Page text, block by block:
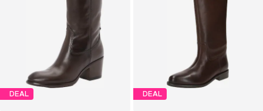
DEAL DEAL